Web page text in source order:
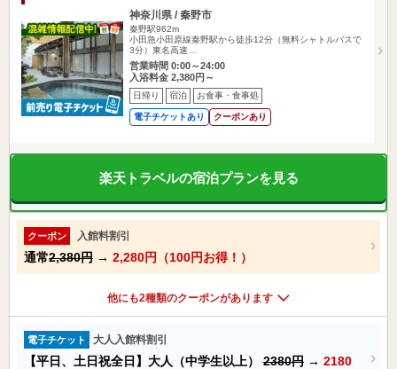
神奈川県 / 秦野市
秦野駅962m
小田急小田原線秦野駅から徒歩12分（無料シャトルバスで
3分）東名高速…
営業時間 0:00～24:00
入浴料金 2,380円～
日帰り 宿泊 お食事・食事処
電子チケットあり クーポンあり
楽天トラベルの宿泊プランを見る
クーポン 入館料割引
通常2,380円 → 2,280円（100円お得！）
他にも2種類のクーポンがあります
電子チケット 大人入館料割引
【平日、土日祝全日】大人（中学生以上） 2380円 → 2180